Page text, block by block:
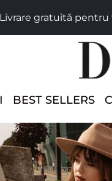
Livrare gratuită
BEST SELLERS